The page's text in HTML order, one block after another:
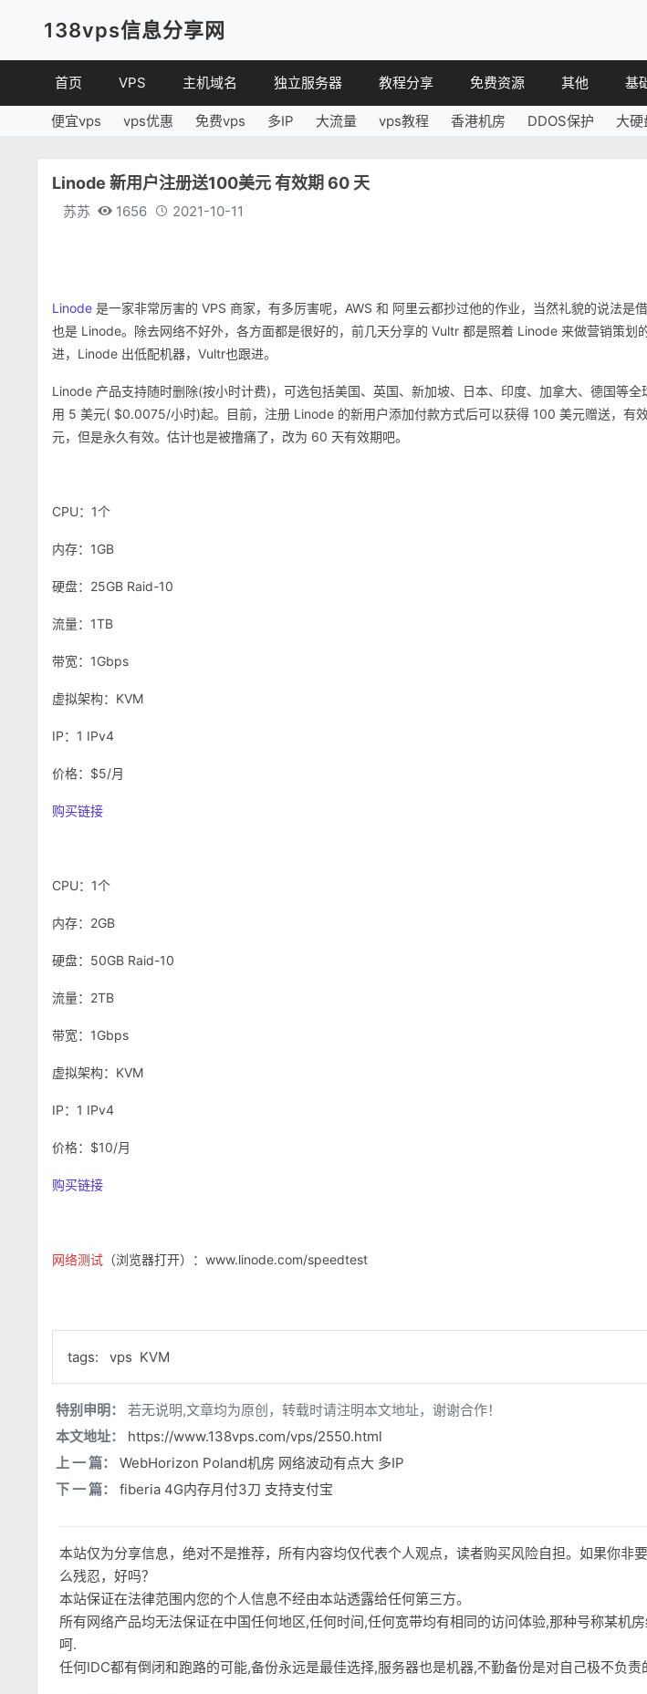
138vps信息分享网
首页 VPS
VPS优惠
VPS评测
主机域名
域名
独立服务器 教程分享
VPS教程
免费资源
免费空间
其他
简讯
基
便宜vps vps优惠 免费vps 多IP 大流量 vps教程 香港机房 DDOS保护 大硬
Linode 新用户注册送100美元 有效期 60 天
苏苏 1656 2021-10-11
Linode 是一家非常厉害的 VPS 商家，有多厉害呢，AWS 和 阿里云都抄过他的作业，当然礼貌的说法是
也是 Linode。除去网络不好外，各方面都是很好的，前几天分享的 Vultr 都是照着 Linode 来做营销策划
进，Linode 出低配机器，Vultr也跟进。
Linode 产品支持随时删除(按小时计费)，可选包括美国、英国、新加坡、日本、印度、加拿大、德国等
用 5 美元( $0.0075/小时)起。目前，注册 Linode 的新用户添加付款方式后可以获得 100 美元赠送，有
元，但是永久有效。估计也是被撸痛了，改为 60 天有效期吧。
CPU：1个
内存：1GB
硬盘：25GB Raid-10
流量：1TB
带宽：1Gbps
虚拟架构：KVM
IP：1 IPv4
价格：$5/月
购买链接
CPU：1个
内存：2GB
硬盘：50GB Raid-10
流量：2TB
带宽：1Gbps
虚拟架构：KVM
IP：1 IPv4
价格：$10/月
购买链接
网络测试 （浏览器打开）：www.linode.com/speedtest
tags: vps KVM
特别申明：
若无说明,文章均为原创，转载时请注明本文地址，谢谢合作！
本文地址：
https://www.138vps.com/vps/2550.html
上 一 篇：
WebHorizon Poland机房 网络波动有点大 多IP
下 一 篇：
fiberia 4G内存月付3刀 支持支付宝
本站仅为分享信息，绝对不是推荐，所有内容均仅代表个人观点，读者购买风险自担。如果你非
么残忍，好吗？
本站保证在法律范围内您的个人信息不经由本站透露给任何第三方。
所有网络产品均无法保证在中国任何地区,任何时间,任何宽带均有相同的访问体验,那种号称某机
呵.
任何IDC都有倒闭和跑路的可能,备份永远是最佳选择,服务器也是机器,不勤备份是对自己极不负责